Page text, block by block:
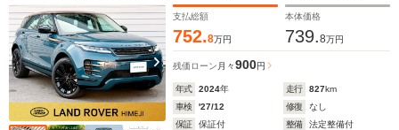
支払総額
752.8万円
本体価格
739.8万円
残価ローン 月々900円
年式 2024年 走行 827km
車検
'27/12 修復
なし
保証
保証付 整備
法定整備付